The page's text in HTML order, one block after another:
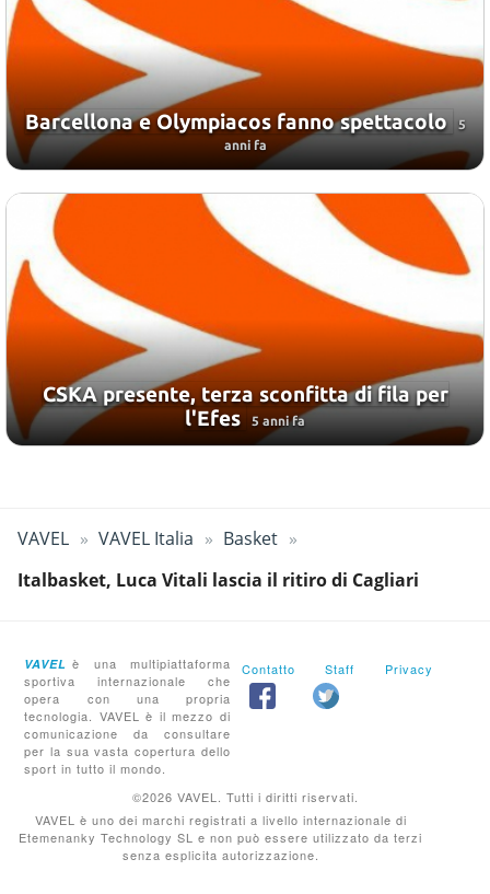
Barcellona e Olympiacos fanno spettacolo 5
anni fa
CSKA presente, terza sconfitta di fila per
l'Efes 5 anni fa
VAVEL VAVEL Italia
Basket
Italbasket, Luca Vitali lascia il ritiro di Cagliari
VAVEL è una multipiattaforma
sportiva internazionale che
opera con una propria
tecnologia. VAVEL è il mezzo di
comunicazione da consultare
per la sua vasta copertura dello
sport in tutto il mondo.
Contatto Staff Privacy
©2026 VAVEL. Tutti i diritti riservati.
VAVEL è uno dei marchi registrati a livello internazionale di
Etemenanky Technology SL e non può essere utilizzato da terzi
senza esplicita autorizzazione.